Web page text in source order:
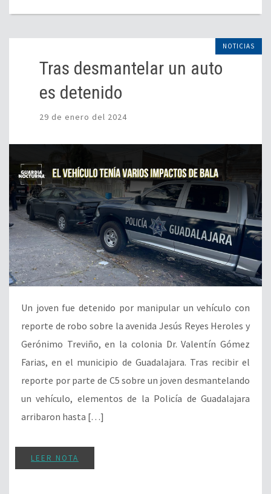
NOTICIAS
Tras desmantelar un auto
es detenido
29 de enero del 2024
Un joven fue detenido por manipular un vehículo con
reporte de robo sobre la avenida Jesús Reyes Heroles y
Gerónimo Treviño, en la colonia Dr. Valentín Gómez
Farias, en el municipio de Guadalajara. Tras recibir el
reporte por parte de C5 sobre un joven desmantelando
un vehículo, elementos de la Policía de Guadalajara
arribaron hasta […]
LEER NOTA